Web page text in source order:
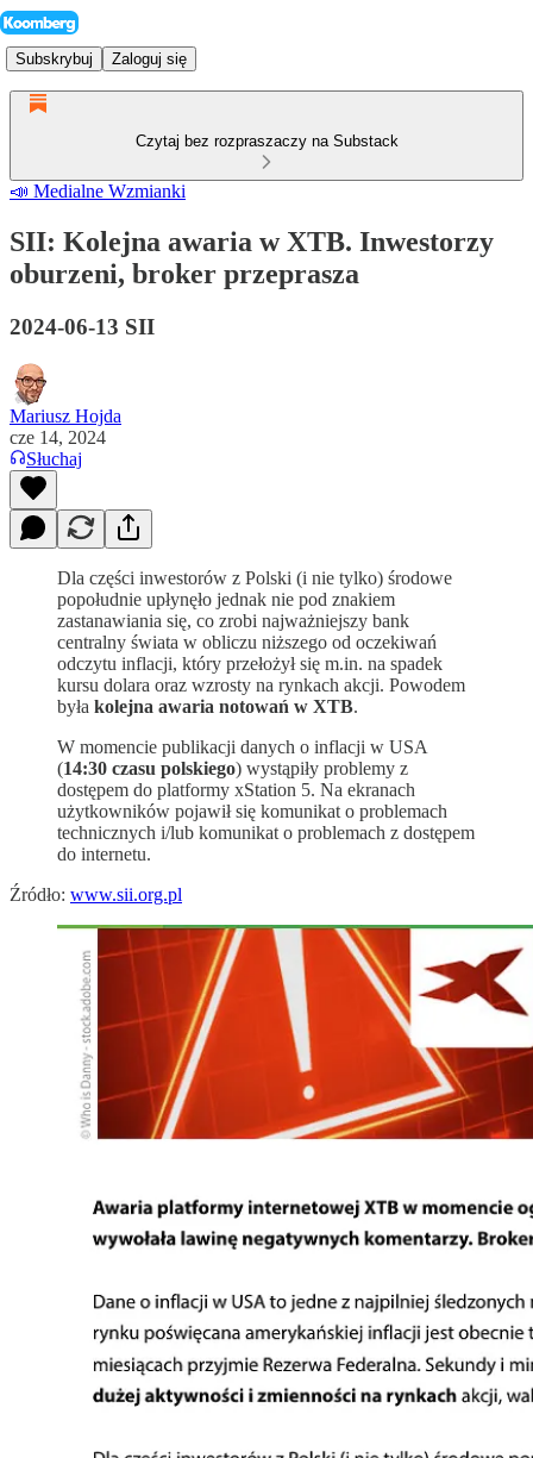
Subskrybuj Zaloguj się
Czytaj bez rozpraszaczy na Substack
📣 Medialne Wzmianki
SII: Kolejna awaria w XTB. Inwestorzy
oburzeni, broker przeprasza
2024-06-13 SII
Mariusz Hojda
cze 14, 2024
Słuchaj
Dla części inwestorów z Polski (i nie tylko) środowe
popołudnie upłynęło jednak nie pod znakiem
zastanawiania się, co zrobi najważniejszy bank
centralny świata w obliczu niższego od oczekiwań
odczytu inflacji, który przełożył się m.in. na spadek
kursu dolara oraz wzrosty na rynkach akcji. Powodem
była kolejna awaria notowań w XTB.
W momencie publikacji danych o inflacji w USA
(14:30 czasu polskiego) wystąpiły problemy z
dostępem do platformy xStation 5. Na ekranach
użytkowników pojawił się komunikat o problemach
technicznych i/lub komunikat o problemach z dostępem
do internetu.
Źródło: www.sii.org.pl